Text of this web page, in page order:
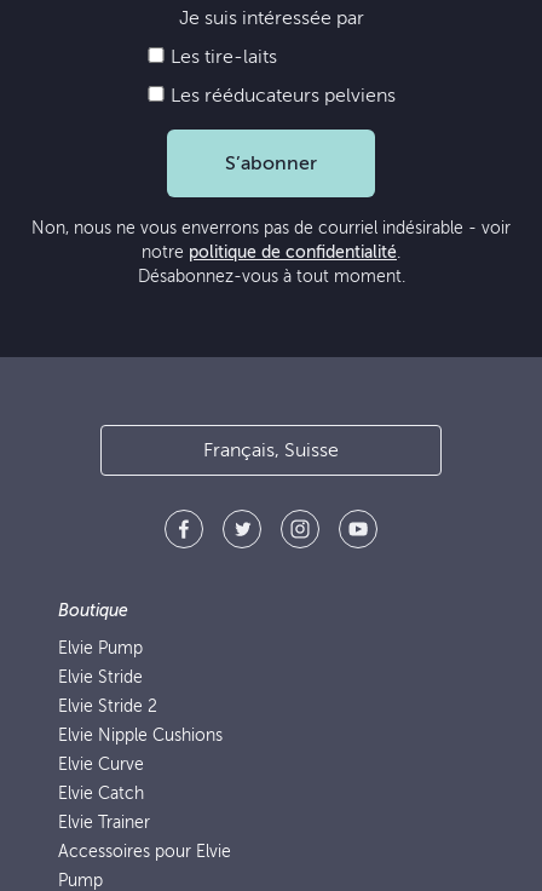
Je suis intéressée par
Les tire-laits
Les rééducateurs pelviens
S’abonner
Non, nous ne vous enverrons pas de courriel indésirable - voir
notre politique de confidentialité.
Désabonnez-vous à tout moment.
Français, Suisse
Boutique
Elvie Pump
Elvie Stride
Elvie Stride 2
Elvie Nipple Cushions
Elvie Curve
Elvie Catch
Elvie Trainer
Accessoires pour Elvie
Pump